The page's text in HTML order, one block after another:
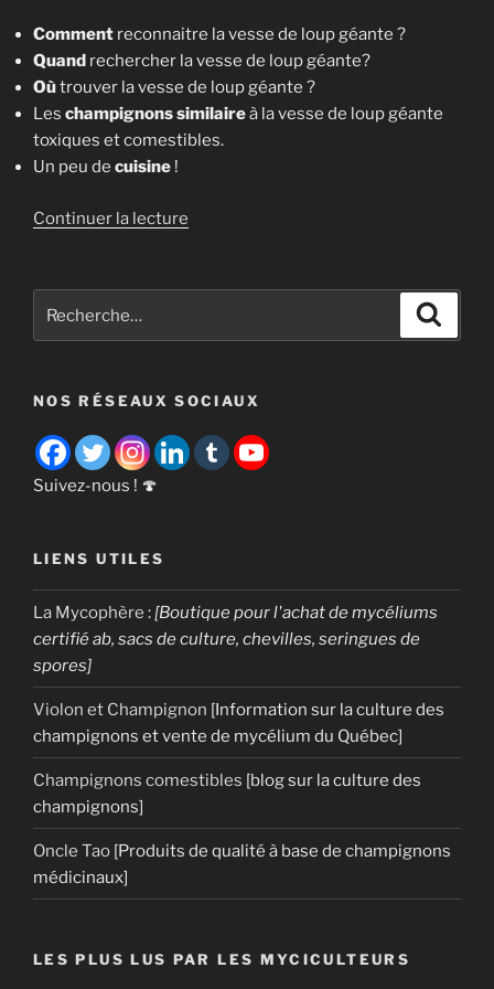
Comment reconnaitre la vesse de loup géante ?
Quand rechercher la vesse de loup géante?
Oùtrouver la vesse de loup géante ?
Les champignons similaireà la vesse de loup géante
toxiques et comestibles.
Un peu de cuisine !
Continuer la lecture
loup
ramasser
cuisiner
pour
NOS RÉSEAUX SOCIAUX
Suivez-nous ! 🍄
LIENS UTILES
La Mycophère :[Boutique pour l'achat de mycéliums
certifié ab, sacs de culture, chevilles, seringues de
spores]
Violon et Champignon [Information sur la culture des
champignons et vente de mycélium du Québec]
Champignons comestibles [blog sur la culture des
champignons]
Oncle Tao [Produits de qualité à base de champignons
médicinaux]
LES PLUS LUS PAR LES MYCICULTEURS